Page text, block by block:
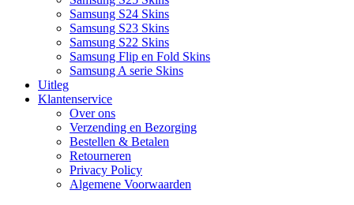
Samsung S24 Skins
Samsung S23 Skins
Samsung S22 Skins
Samsung Flip en Fold Skins
Samsung A serie Skins
Uitleg
Klantenservice
Over ons
Verzending en Bezorging
Bestellen & Betalen
Retourneren
Privacy Policy
Algemene Voorwaarden